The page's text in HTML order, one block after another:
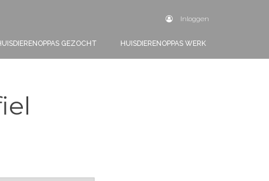
Inloggen
GEZOCHT HUISDIERENOPPAS WERK